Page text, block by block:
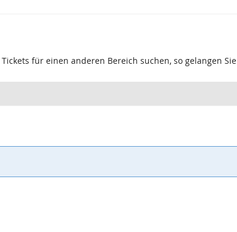
für einen anderen Bereich suchen, so gelangen Sie